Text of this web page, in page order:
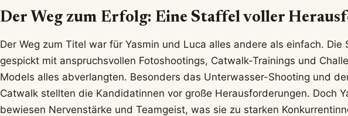
Der Weg zum Erfolg: Eine Staffel voller
Der Weg zum Titel war für Yasmin und Luca alles andere als einfach. Die
gespickt mit anspruchsvollen Fotoshootings, Catwalk-Trainings und
Models alles abverlangten. Besonders das Unterwasser-Shooting und
Catwalk stellten die Kandidatinnen vor große Herausforderungen. Doch
bewiesen Nervenstärke und Teamgeist, was sie zu starken